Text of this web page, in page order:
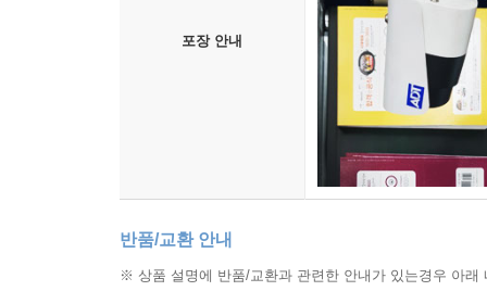
포장 안내
반품/교환 안내
※ 상품 설명에 반품/교환과 관련한 안내가 있는경우 아